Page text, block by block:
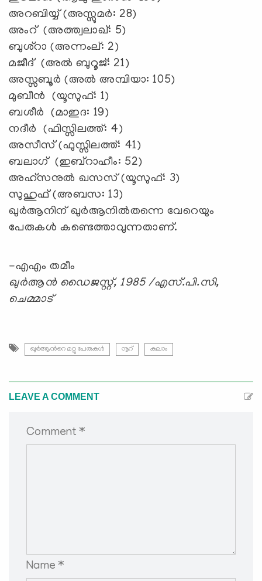
അറബിയ്യ് (അസ്സുമര്‍: 28)
അംറ് (അത്ത്വലാഖ്: 5)
ബുശ്റാ (അന്നംല്: 2)
മജീദ് (അല്‍ ബുറൂജ്: 21)
അസ്സബൂര്‍ (അല്‍ അമ്പിയാ: 105)
മുബീന്‍ (യൂസുഫ്: 1)
ബശീര്‍ (മാഇദ: 19)
നദീര്‍ (ഫിസ്സിലത്ത്: 4)
അസീസ് (ഫുസ്സിലത്ത്: 41)
ബലാഗ് (ഇബ്റാഹീം: 52)
അഹ്സനുല്‍ ഖസസ് (യൂസുഫ്: 3)
സുഹുഫ് (അബസ: 13)
ഖുര്‍ആനിന് ഖുര്‍ആനില്‍തന്നെ വേറെയും
പേരുകള്‍ കണ്ടെത്താവുന്നതാണ്.
-എഎം തമീം
ഖുര്‍ആന്‍ ഡൈജസ്റ്റ്, 1985 /എസ്.പി.സി,
ചെമ്മാട്
ഖുര്‍ആന്‍റെ മറ്റു പേരുകള്‍ നൂറ് കലാം
LEAVE A COMMENT
Comment *
Name *